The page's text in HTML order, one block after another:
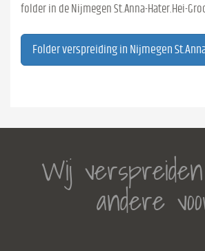
folder in de Nijmegen St.Anna-Hater.Hei-
Folder verspreiding in Nijmegen
Wij
andere